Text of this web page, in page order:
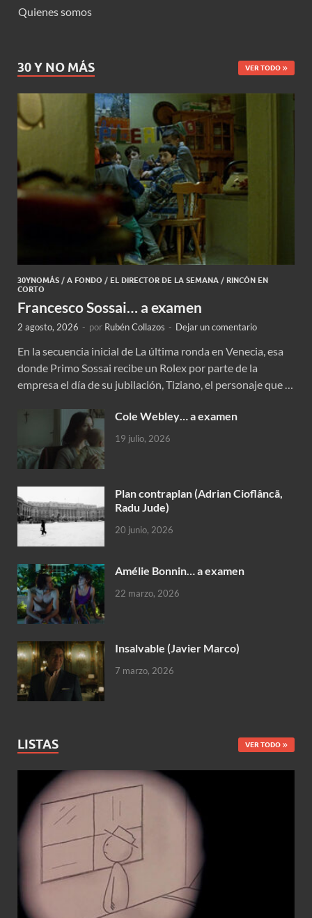
Quienes somos
30 Y NO MÁS VER TODO
30YNOMÁS / A FONDO / EL DIRECTOR DE LA SEMANA / RINCÓN EN
CORTO
Francesco Sossai… a examen
2 agosto, 2026 - por Rubén Collazos - Dejar un comentario
En la secuencia inicial de La última ronda en Venecia, esa
donde Primo Sossai recibe un Rolex por parte de la
empresa el día de su jubilación, Tiziano, el personaje que …
Cole Webley… a examen
19 julio, 2026
Plan contraplan (Adrian Cioflâncã,
Radu Jude)
20 junio, 2026
Amélie Bonnin… a examen
22 marzo, 2026
Insalvable (Javier Marco)
7 marzo, 2026
LISTAS VER TODO